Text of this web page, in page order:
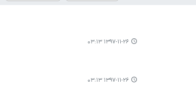
۱۳۹۷-۱۱-۲۶ ۰۳:۱۳
۱۳۹۷-۱۱-۲۶ ۰۳:۱۳